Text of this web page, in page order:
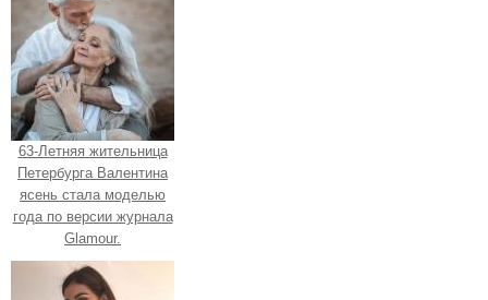
63-Летняя жительница
Петербурга Валентина
ясень стала моделью
года по версии журнала
Glamour.